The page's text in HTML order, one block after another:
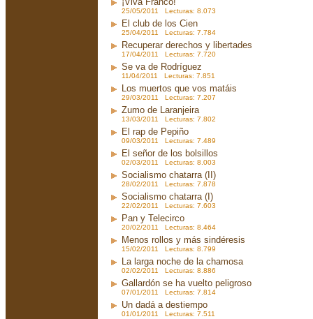
25/05/2011 Lecturas: 8.073
El club de los Cien
25/04/2011 Lecturas: 7.784
Recuperar derechos y libertades
17/04/2011 Lecturas: 7.720
Se va de Rodríguez
11/04/2011 Lecturas: 7.851
Los muertos que vos matáis
29/03/2011 Lecturas: 7.207
Zumo de Laranjeira
13/03/2011 Lecturas: 7.802
El rap de Pepiño
09/03/2011 Lecturas: 7.489
El señor de los bolsillos
02/03/2011 Lecturas: 8.003
Socialismo chatarra (II)
28/02/2011 Lecturas: 7.878
Socialismo chatarra (I)
22/02/2011 Lecturas: 7.603
Pan y Telecirco
20/02/2011 Lecturas: 8.464
Menos rollos y más sindéresis
15/02/2011 Lecturas: 8.799
La larga noche de la chamosa
02/02/2011 Lecturas: 8.886
Gallardón se ha vuelto peligroso
07/01/2011 Lecturas: 7.814
Un dadá a destiempo
01/01/2011 Lecturas: 7.511